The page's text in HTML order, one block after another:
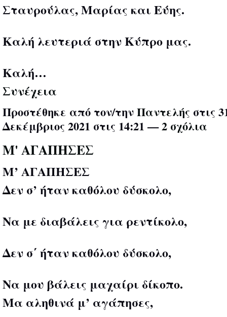
Σταυρούλας, Μαρίας και Εύης.
Καλή λευτεριά στην Κύπρο μας.
Καλή…
Συνέχεια
Προστέθηκε από τον/τηνΠαντελής στις
Δεκέμβριος 2021 στις 14:21 —2 σχόλια
Μ' ΑΓΑΠΗΣΕΣ
Μ’ ΑΓΑΠΗΣΕΣ
Δεν σ’ ήταν καθόλου δύσκολο,
Να με διαβάλεις για ρεντίκολο,
Δεν σ΄ ήταν καθόλου δύσκολο,
Να μου βάλεις μαχαίρι δίκοπο.
Μα αληθινά μ’ αγάπησες,